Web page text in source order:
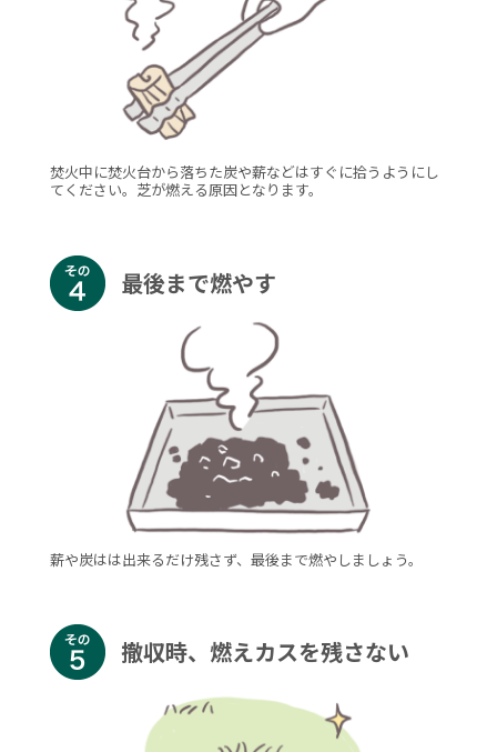
焚火中に焚火台から落ちた炭や薪などはすぐに拾うようにし
てください。芝が燃える原因となります。
最後まで燃やす
薪や炭はは出来るだけ残さず、最後まで燃やしましょう。
撤収時、燃えカスを残さない